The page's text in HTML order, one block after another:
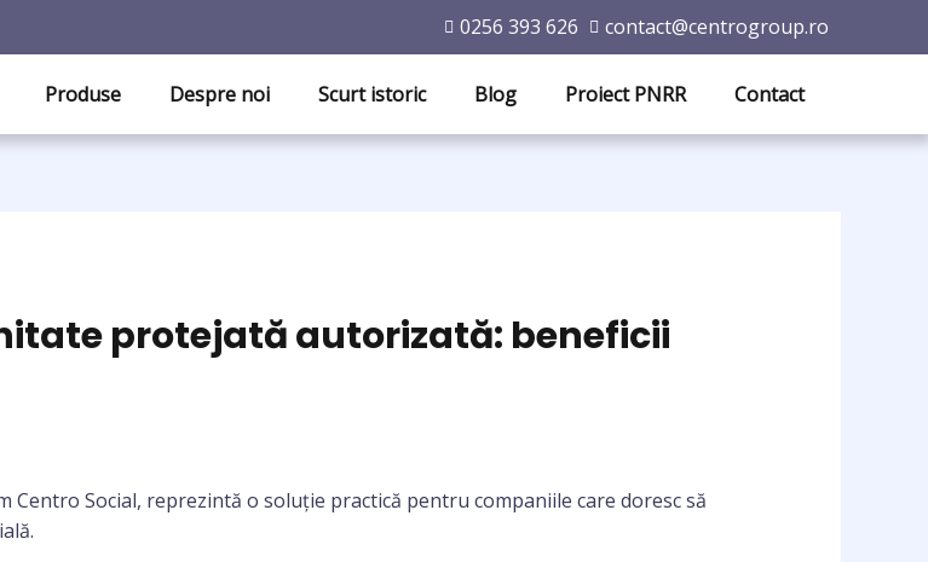
0256 393 626 contact@centrogroup.ro
Produse Despre noi Scurt istoric Blog Proiect PNRR Contact
protejată autorizată: beneficii
Social, reprezintă o soluție practică pentru companiile care doresc să